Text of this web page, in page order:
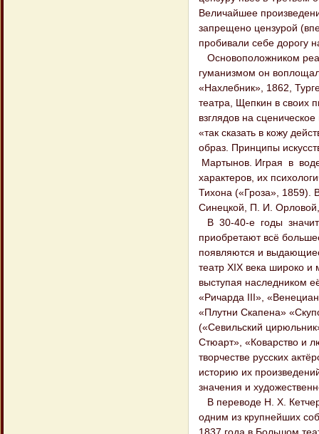
Величайшее
запрещено цензурой
пробивали себе дорогу
Основоположником
гуманизмом он
«Нахлебник», 1862,
театра, Щепкин в своих
взглядов на
«так сказать в кожу
образ. Принципы
Мартынов. Играя в
характеров, их
Тихона («Гроза», 1859).
Синецкой, П. И.
В 30-40-е годы
приобретают всё
появляются и
театр XIX века широко и
выступая наследником
«Ричарда III»,
«Плутни Скапена»
(«Севильский
Стюарт», «Коварство и
творчестве русских
историю их
значения и
В переводе Н. X.
одним из крупнейших